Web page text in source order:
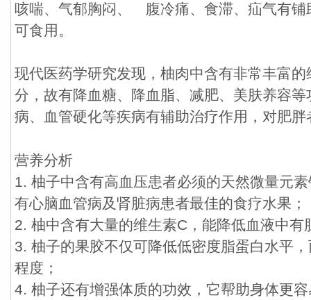
咳喘、气郁胸闷、 腹冷痛、食滞、疝气有铺
可食用。
现代医药学研究发现，柚肉中含有非常丰富
分，故有降血糖、降血脂、减肥、美肤养容
病、血管硬化等疾病有辅助治疗作用，对肥
营养分析
1. 柚子中含有高血压患者必须的天然微量元
有心脑血管病及肾脏病患者最佳的食疗水果；
2. 柚中含有大量的维生素C，能降低血液中有
3. 柚子的果胶不仅可降低低密度脂蛋白水平
程度；
4. 柚子还有增强体质的功效，它帮助身体更